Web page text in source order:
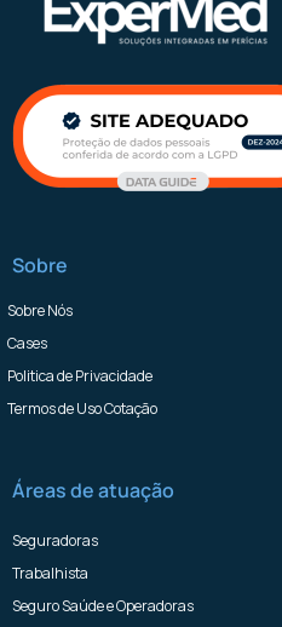
Sobre
Sobre Nós
Cases
Politica de Privacidade
Termos de Uso Cotação
Áreas de atuação
Seguradoras
Trabalhista
Seguro Saúde e Operadoras